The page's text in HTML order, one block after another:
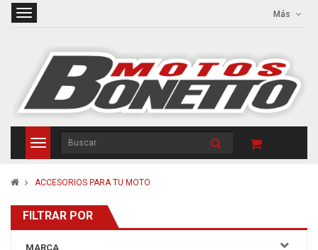
Más
ACCESORIOS PARA TU MOTO
FILTRAR POR
MARCA